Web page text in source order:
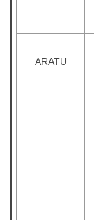
ARATU